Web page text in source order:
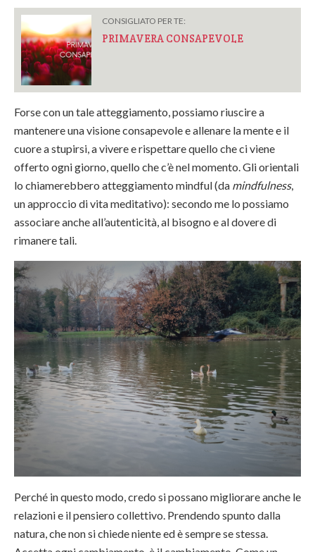
CONSIGLIATO PER TE:
PRIMAVERA CONSAPEVOLE
Forse con un tale atteggiamento, possiamo riuscire a
mantenere una visione consapevole e allenare la mente e il
cuore a stupirsi, a vivere e rispettare quello che ci viene
offerto ogni giorno, quello che c’è nel momento. Gli orientali
lo chiamerebbero atteggiamento mindful (da mindfulness,
un approccio di vita meditativo): secondo me lo possiamo
associare anche all’autenticità, al bisogno e al dovere di
rimanere tali.
Perché in questo modo, credo si possano migliorare anche le
relazioni e il pensiero collettivo. Prendendo spunto dalla
natura, che non si chiede niente ed è sempre se stessa.